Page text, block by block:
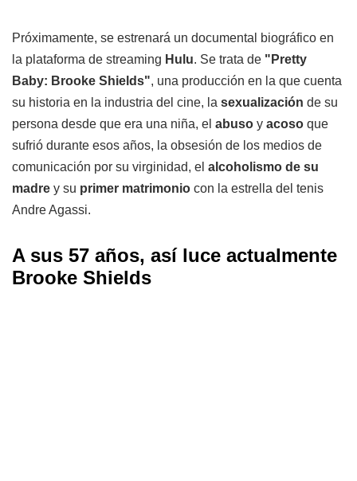
Próximamente, se estrenará un documental biográfico en
la plataforma de streaming Hulu. Se trata de "Pretty
Baby: Brooke Shields", una producción en la que cuenta
su historia en la industria del cine, la sexualización de su
persona desde que era una niña, el abuso y acoso que
sufrió durante esos años, la obsesión de los medios de
comunicación por su virginidad, el alcoholismo de su
madre y su primer matrimonio con la estrella del tenis
Andre Agassi.
A sus 57 años, así luce actualmente
Brooke Shields